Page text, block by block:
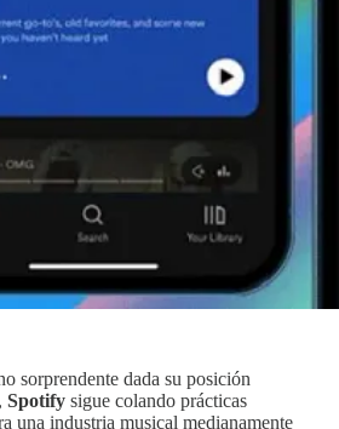
sorprendente dada su posición
Spotify sigue colando prácticas
una industria musical medianamente